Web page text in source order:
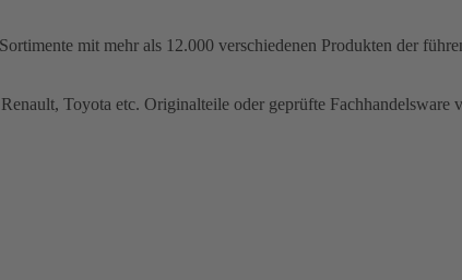
mit mehr als 12.000 verschiedenen Produkten der
Toyota etc. Originalteile oder geprüfte Fachhandelsware